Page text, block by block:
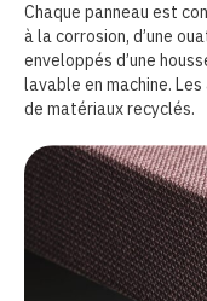
Chaque panneau est
à la corrosion, d’une
enveloppés d’une
lavable en machine.
de matériaux recyclés.